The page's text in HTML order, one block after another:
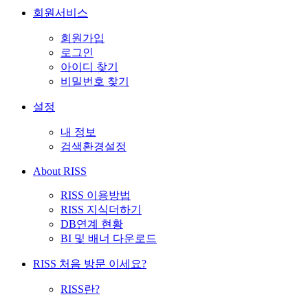
회원서비스
회원가입
로그인
아이디 찾기
비밀번호 찾기
설정
내 정보
검색환경설정
About RISS
RISS 이용방법
RISS 지식더하기
DB연계 현황
BI 및 배너 다운로드
RISS 처음 방문 이세요?
RISS란?